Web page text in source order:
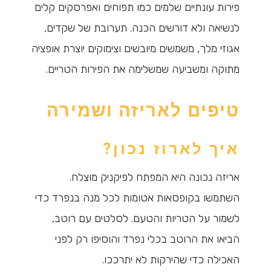
פירות עונתיים שלמים כמו תפוחים ואפרסקים קלים
לנשיאה ולא דורשים הכנה. תערובת של שקדים,
אגוזי מלך, משמשים מיובשים וצימוקים יוצרת אופציה
מתוקה ומשביעה שמשלימה את הפירות הטריים.
טיפים לאריזה ושמירה
איך לארוז נכון?
אריזה נכונה היא המפתח לפיקניק מוצלח.
השתמשו בקופסאות אטומות לכל מנה בנפרד כדי
לשמור על הטריות והטעם. לסלטים עם רוטב,
הביאו את הרוטב בכלי נפרד והוסיפו רק לפני
האכילה כדי שהירקות לא יתרככו.